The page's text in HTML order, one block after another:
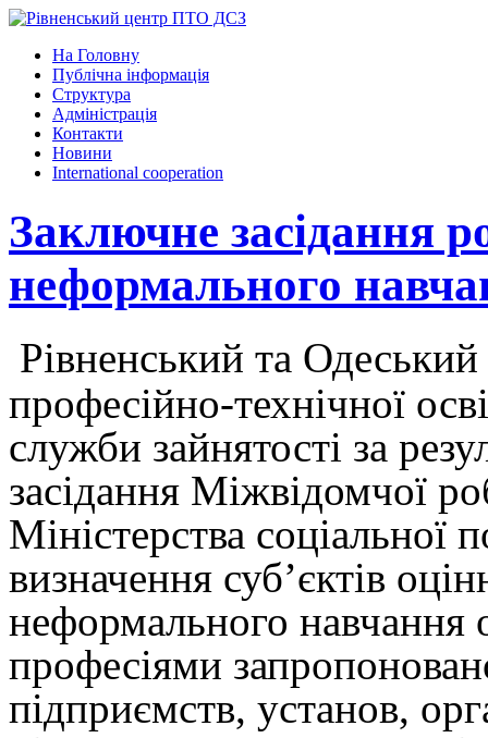
На Головну
Публічна інформація
Структура
Адміністрація
Контакти
Новини
International cooperation
Заключне засідання
неформального
Рівненський та
професійно-технічної
служби зайнятості за
засідання Міжвідомчої
Міністерства соціальної
визначення суб’єктів
неформального навчання
професіями
підприємств, установ,